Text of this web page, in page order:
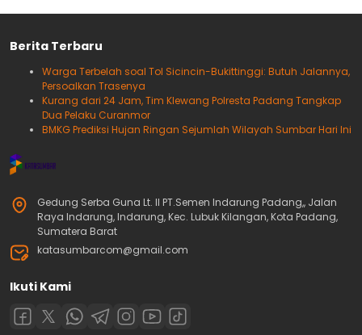
Berita Terbaru
Warga Terbelah soal Tol Sicincin-Bukittinggi: Butuh Jalannya,
Persoalkan Trasenya
Kurang dari 24 Jam, Tim Klewang Polresta Padang Tangkap
Dua Pelaku Curanmor
BMKG Prediksi Hujan Ringan Sejumlah Wilayah Sumbar Hari Ini
Gedung Serba Guna Lt. II PT.Semen Indarung Padang,, Jalan
Raya Indarung, Indarung, Kec. Lubuk Kilangan, Kota Padang,
Sumatera Barat
katasumbarcom@gmail.com
Ikuti Kami